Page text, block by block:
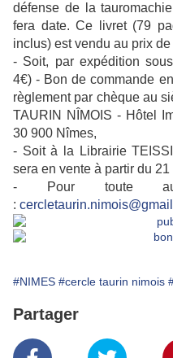
défense de la
fera date. Ce livret (79
inclus) est vendu au prix de
- Soit, par expédition
4€) - Bon de commande
règlement par chèque au
TAURIN NÎMOIS - Hôtel
30 900 Nîmes,
- Soit à la Librairie
sera en vente à partir du 21
- Pour toute
:
#NIMES #cercle taurin nimois
Partager